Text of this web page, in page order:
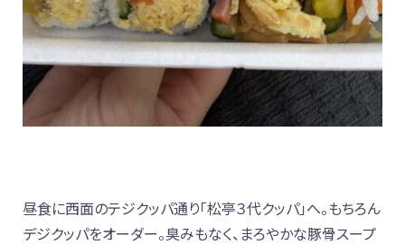
昼食に西面のテジクッパ通り「松亭３代クッパ」へ。もちろん
デジクッパをオーダー。臭みもなく、まろやかな豚骨スープ